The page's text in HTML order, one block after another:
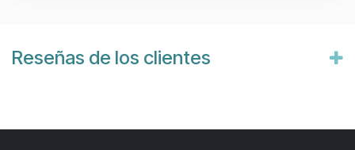
Reseñas de los clientes